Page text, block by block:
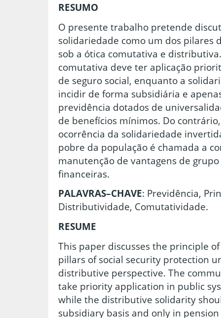
RESUMO
O presente trabalho pretende
solidariedade como um dos pilares
sob a ótica comutativa e
comutativa deve ter aplicação
de seguro social, enquanto a
incidir de forma subsidiária e
previdência dotados de
de benefícios mínimos. Do
ocorrência da solidariedade
pobre da população é chamada a
manutenção de vantagens de
financeiras.
PALAVRAS–CHAVE: Previdência,
Distributividade, Comutatividade.
RESUME
This paper discusses the principle
pillars of social security protection
distributive perspective. The
take priority application in public
while the distributive solidarity
subsidiary basis and only in